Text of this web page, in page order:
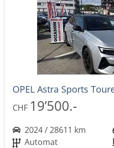
CHF 19’500.-
2024 / 28611 km
Automat